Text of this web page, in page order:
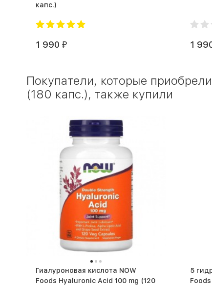
капс.)
1 990 ₽ 1
Покупатели, которые
(180 капс.), также купили
Гиалуроновая кислота NOW
Foods Hyaluronic Acid 100 mg (120
5